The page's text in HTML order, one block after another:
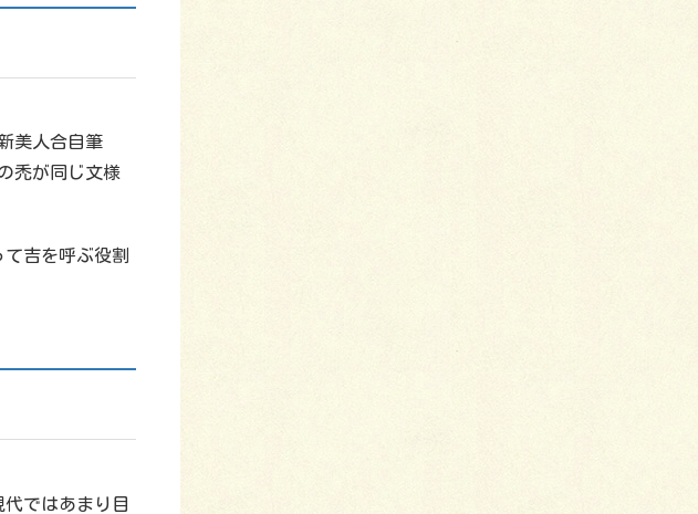
美人合自筆
禿が同じ文様
吉を呼ぶ役割
ではあまり目